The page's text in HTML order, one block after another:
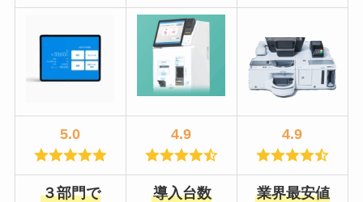
5.0 4.9 4.9
３部門で
導入台数
業界最安値